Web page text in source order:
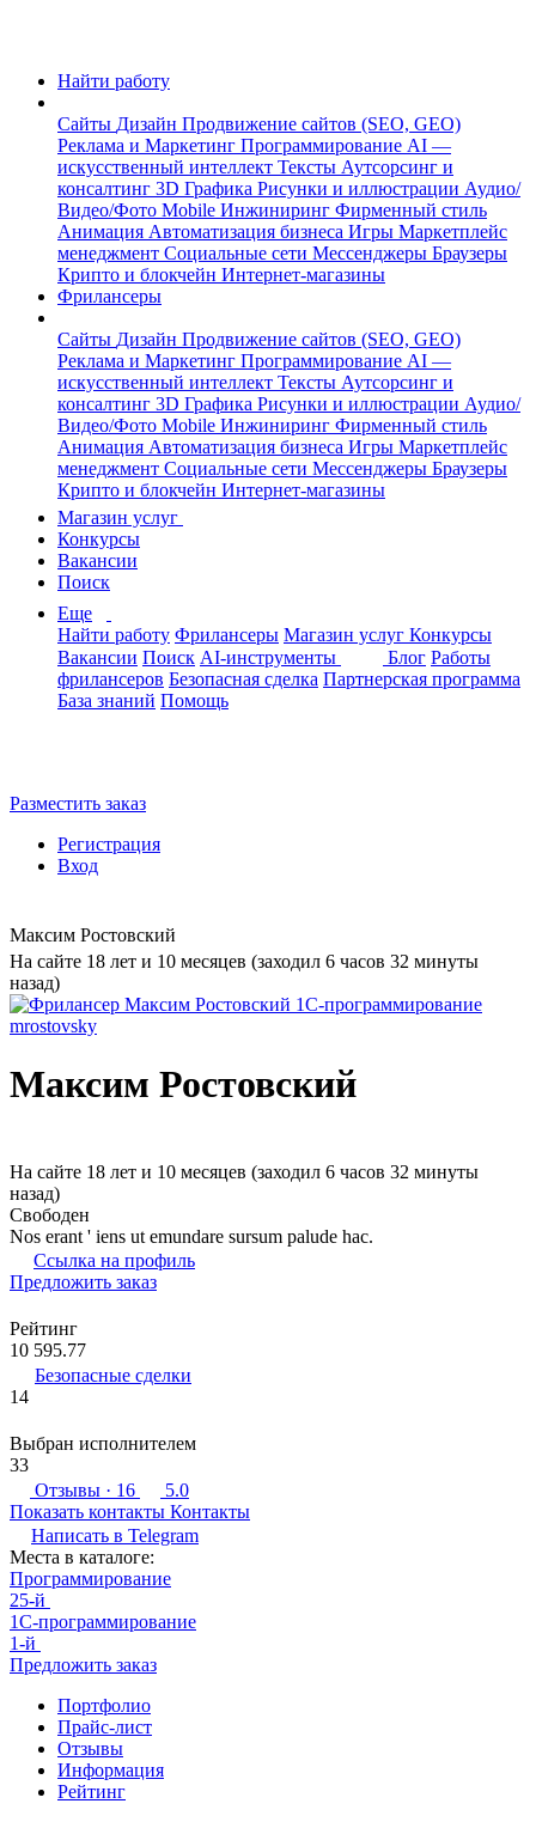
Найти работу
Сайты Дизайн Продвижение сайтов (SEO, GEO)
Реклама и Маркетинг Программирование AI —
искусственный интеллект Тексты Аутсорсинг и
консалтинг 3D Графика Рисунки и иллюстрации Аудио/
Видео/Фото Mobile Инжиниринг Фирменный стиль
Анимация Автоматизация бизнеса Игры Маркетплейс
менеджмент Социальные сети Мессенджеры Браузеры
Крипто и блокчейн Интернет-магазины
Фрилансеры
Сайты Дизайн Продвижение сайтов (SEO, GEO)
Реклама и Маркетинг Программирование AI —
искусственный интеллект Тексты Аутсорсинг и
консалтинг 3D Графика Рисунки и иллюстрации Аудио/
Видео/Фото Mobile Инжиниринг Фирменный стиль
Анимация Автоматизация бизнеса Игры Маркетплейс
менеджмент Социальные сети Мессенджеры Браузеры
Крипто и блокчейн Интернет-магазины
Магазин услуг
Конкурсы
Вакансии
Поиск
Еще
Найти работу Фрилансеры Магазин услуг Конкурсы
Вакансии Поиск AI-инструменты Блог Работы
фрилансеров Безопасная сделка Партнерская программа
База знаний Помощь
Разместить заказ
Регистрация
Вход
Максим Ростовский
На сайте 18 лет и 10 месяцев (заходил 6 часов 32 минуты
назад)
Максим Ростовский
На сайте 18 лет и 10 месяцев (заходил 6 часов 32 минуты
назад)
Свободен
Nos erant ' iens ut emundare sursum palude hac.
Ссылка на профиль
Предложить заказ
Рейтинг
10 595.77
Безопасные сделки
14
Выбран исполнителем
33
Отзывы · 16
5.0
Показать контакты Контакты
Написать в Telegram
Места в каталоге:
Программирование
25-й
1С-программирование
1-й
Предложить заказ
Портфолио
Прайс-лист
Отзывы
Информация
Рейтинг